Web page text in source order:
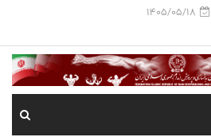
1405/05/18